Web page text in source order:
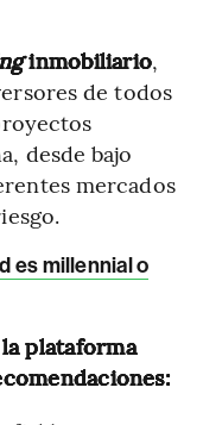
inmobiliario,
de todos
desde bajo
mercados
es millennial o
la plataforma